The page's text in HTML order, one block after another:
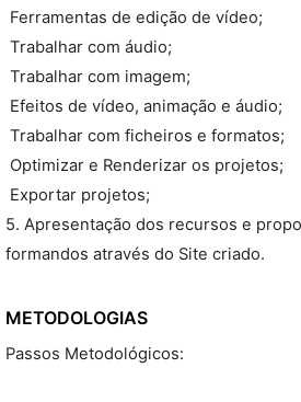
 Ferramentas de edição de vídeo;
 Trabalhar com áudio;
 Trabalhar com imagem;
 Efeitos de vídeo, animação e áudio;
 Trabalhar com ficheiros e formatos;
 Optimizar e Renderizar os projetos;
 Exportar projetos;
5. Apresentação dos recursos e
formandos através do Site criado.
METODOLOGIAS
Passos Metodológicos: